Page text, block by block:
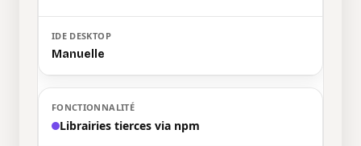
Manuelle
Librairies tierces via npm